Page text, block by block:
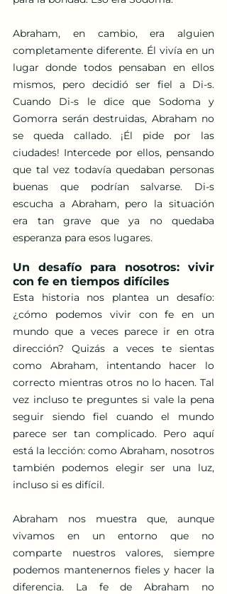
Abraham, en cambio, era alguien
completamente diferente. Él vivía en un
lugar donde todos pensaban en ellos
mismos, pero decidió ser fiel a Di-s.
Cuando Di-s le dice que Sodoma y
Gomorra serán destruidas, Abraham no
se queda callado. ¡Él pide por las
ciudades! Intercede por ellos, pensando
que tal vez todavía quedaban personas
buenas que podrían salvarse. Di-s
escucha a Abraham, pero la situación
era tan grave que ya no quedaba
esperanza para esos lugares.
Un desafío para nosotros: vivir
con fe en tiempos difíciles
Esta historia nos plantea un desafío:
¿cómo podemos vivir con fe en un
mundo que a veces parece ir en otra
dirección? Quizás a veces te sientas
como Abraham, intentando hacer lo
correcto mientras otros no lo hacen. Tal
vez incluso te preguntes si vale la pena
seguir siendo fiel cuando el mundo
parece ser tan complicado. Pero aquí
está la lección: como Abraham, nosotros
también podemos elegir ser una luz,
incluso si es difícil.
Abraham nos muestra que, aunque
vivamos en un entorno que no
comparte nuestros valores, siempre
podemos mantenernos fieles y hacer la
diferencia. La fe de Abraham no